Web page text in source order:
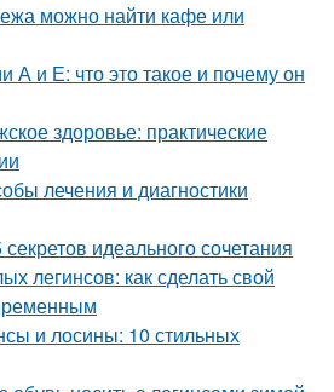
можно найти кафе или
А и Е: что это такое и почему он
здоровье: практические
лечения и диагностики
идеального сочетания
легинсов: как сделать свой
и лосины: 10 стильных